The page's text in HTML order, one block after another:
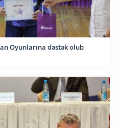
Oyunlarına dəstək olub